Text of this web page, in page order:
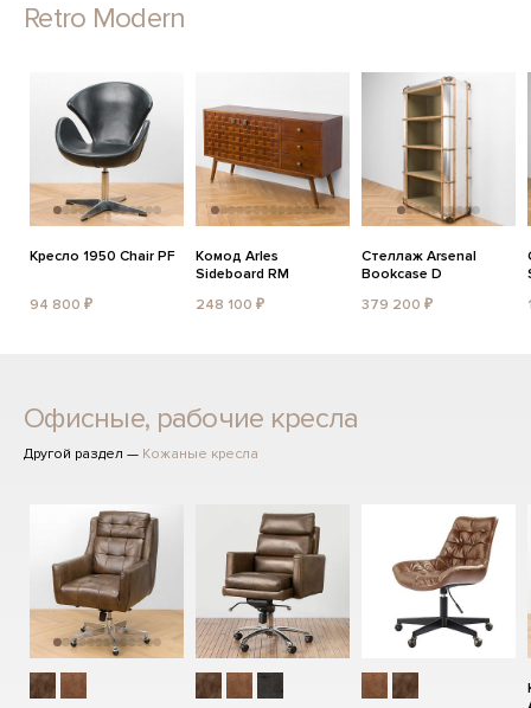
Retro Modern
Кресло 1950 Chair PF
94 800 ₽
Комод Arles
Sideboard RM
248 100 ₽
Стеллаж Arsenal
Bookcase D
379 200 ₽
Офисные, рабочие кресла
Другой раздел — Кожаные кресла